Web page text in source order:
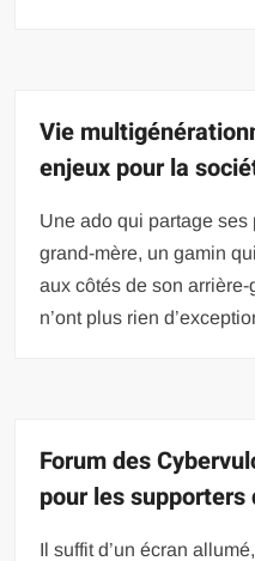
Vie
enjeux pour la
Une ado qui partage
grand-mère, un gamin
aux côtés de son
n’ont plus rien
Forum des
pour les supporters
Il suffit d’un écran